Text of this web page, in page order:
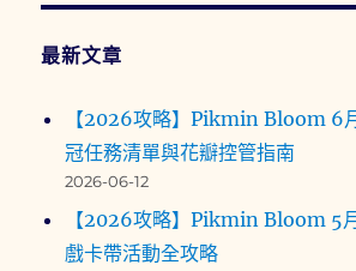
最新文章
【2026攻略】Pikmin Bloom 6
冠任務清單與花瓣控管指南
2026-06-12
【2026攻略】Pikmin Bloom 5
戲卡帶活動全攻略